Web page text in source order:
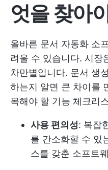
엇을 찾아
올바른 문서 자동화 소
려울 수 있습니다. 시장
차만별입니다. 문서 생
하는지 알면 큰 차이를
목해야 할 기능 체크리
사용 편의성: 복잡
를 간소화할 수 있
스를 갖춘 소프트